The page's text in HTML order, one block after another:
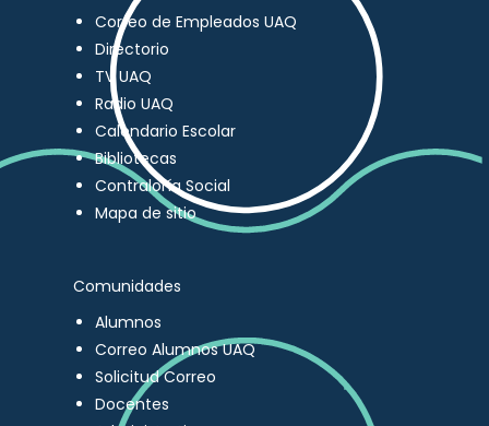
Correo de Empleados UAQ
Directorio
TV UAQ
Radio UAQ
Calendario Escolar
Bibliotecas
Contraloría Social
Mapa de sitio
Comunidades
Alumnos
Correo Alumnos UAQ
Solicitud Correo
Docentes